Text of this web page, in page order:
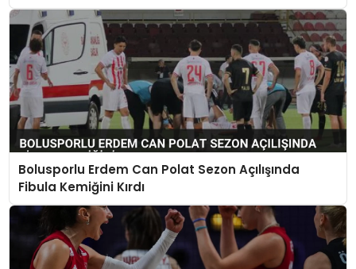
Bolusporlu Erdem Can Polat Sezon Açılışında
Fibula Kemiğini Kırdı